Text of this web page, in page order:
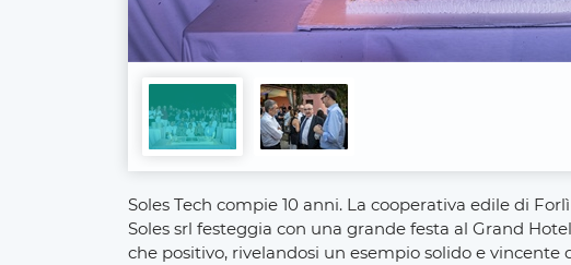
Soles Tech compie 10 anni. La cooperativa edile di
Soles srl festeggia con una grande festa al Grand
che positivo, rivelandosi un esempio solido e